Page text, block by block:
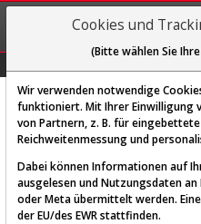
Diese
Cookies und
(Bitte wählen Sie
Wir verwenden notwendige
funktioniert. Mit Ihrer Einwilligung
von Partnern, z. B. für
Reichweitenmessung und
Dabei können Informationen auf
ausgelesen und Nutzungsdaten
oder Meta übermittelt werden.
der EU/des EWR stattfinden.